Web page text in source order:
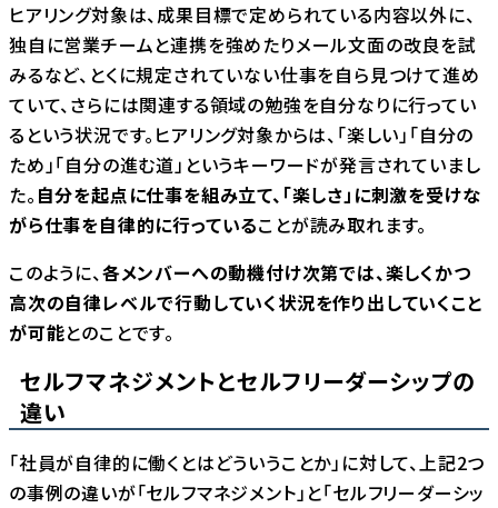
ヒアリング対象は、成果目標で定められている内容以外に、
独自に営業チームと連携を強めたりメール文面の改良を試
みるなど、とくに規定されていない仕事を自ら見つけて進め
ていて、さらには関連する領域の勉強を自分なりに行ってい
るという状況です。ヒアリング対象からは、「楽しい」「自分の
ため」「自分の進む道」というキーワードが発言されていまし
た。 自分を起点に仕事を組み立て、「楽しさ」に刺激を受けな
がら仕事を自律的に行っていることが読み取れます。
このように、各メンバーへの動機付け次第では、楽しくかつ
高次の自律レベルで行動していく状況を作り出していくこと
が可能とのことです。
セルフマネジメントとセルフリーダーシップの
違い
「社員が自律的に働くとはどういうことか」に対して、上記2つ
の事例の違いが「セルフマネジメント」と「セルフリーダーシッ